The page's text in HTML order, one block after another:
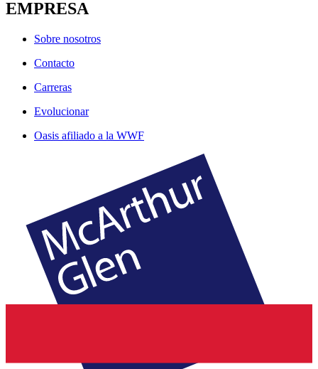
EMPRESA
Sobre nosotros
Contacto
Carreras
Evolucionar
Oasis afiliado a la WWF